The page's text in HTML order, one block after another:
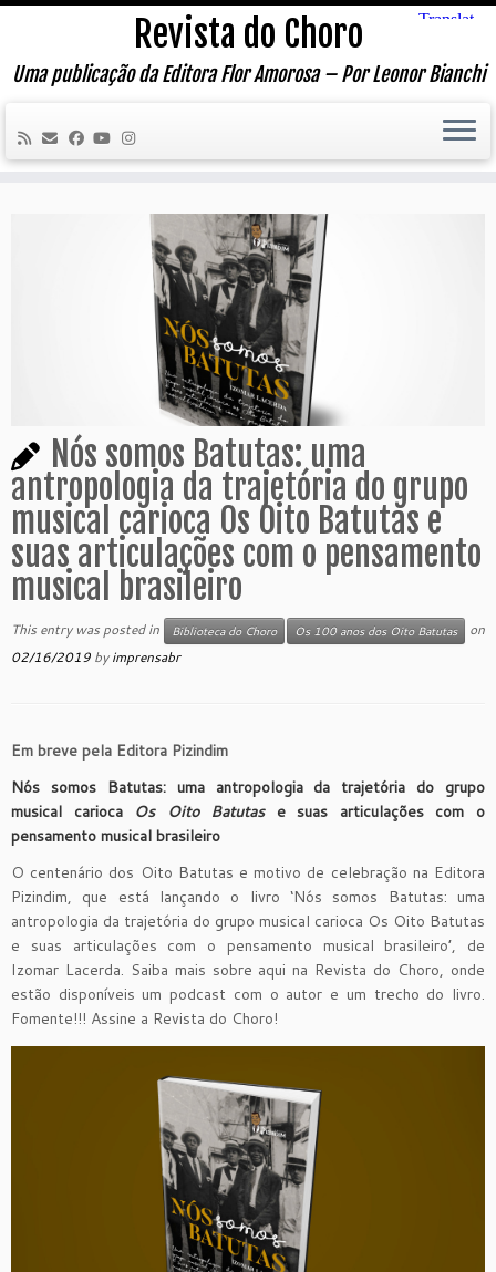
Skip
content
Revista do Choro
Uma publicação da Editora Flor Amorosa – Por Leonor Bianchi
Nós somos Batutas: uma
antropologia da trajetória do grupo
musical carioca Os Oito Batutas e
suas articulações com o pensamento
musical brasileiro
This entry was posted in Biblioteca do Choro Os 100 anos dos Oito Batutas
on
02/16/2019 byimprensabr
Em breve pela Editora Pizindim
Nós somos Batutas: umaantropologia da trajetória do grupo
musical carioca Os Oito Batutase suas articulações com o
pensamento musical brasileiro
O centenário dos Oito Batutas e motivo de celebração na Editora
Pizindim, que está lançando o livro ‘Nós somos Batutas: uma
antropologia da trajetória do grupo musical carioca Os Oito Batutas
e suas articulações com o pensamento musical brasileiro’, de
Izomar Lacerda. Saiba mais sobre aqui na Revista do Choro, onde
estão disponíveis um podcast com o autor e um trecho do livro.
Fomente!!! Assine a Revista do Choro!